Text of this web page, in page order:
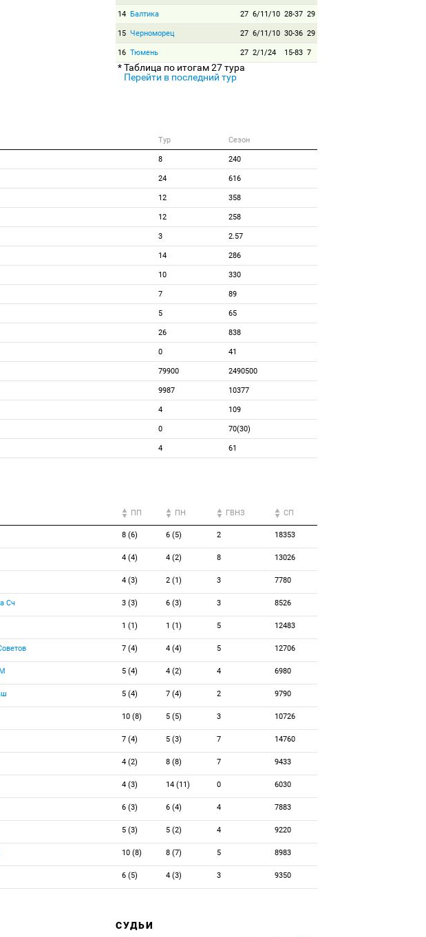
14 Балтика 27 6/11/10 28-37 29
15 Черноморец 27 6/11/10 30-36 29
16 Тюмень 27 2/1/24 15-83 7
* Таблица по итогам 27 тура
Перейти в последний тур
Тур Сезон
8 240
24 616
12 358
12 258
3 2.57
14 286
10 330
7 89
5 65
26 838
0 41
79900 2490500
9987 10377
4 109
0 70(30)
4 61
ПП ПН ГВНЗ СП
8 (6) 6 (5) 2 18353
4 (4) 4 (2) 8 13026
4 (3) 2 (1) 3 7780
Сч 3 (3) 6 (3) 3 8526
1 (1) 1 (1) 5 12483
7 (4) 4 (4) 5 12706
5 (4) 4 (2) 4 6980
5 (4) 7 (4) 2 9790
10 (8) 5 (5) 3 10726
7 (4) 5 (3) 7 14760
4 (2) 8 (8) 7 9433
4 (3) 14 (11) 0 6030
6 (3) 6 (4) 4 7883
5 (3) 5 (2) 4 9220
10 (8) 8 (7) 5 8983
6 (5) 4 (3) 3 9350
СУДЬИ